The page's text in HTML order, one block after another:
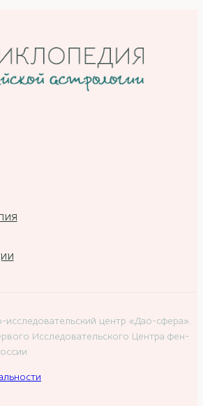
центр «Дао-сфера».
Исследовательского Центра фен-